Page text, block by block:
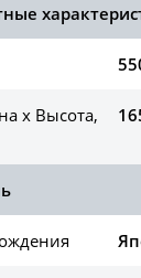
х Высота,